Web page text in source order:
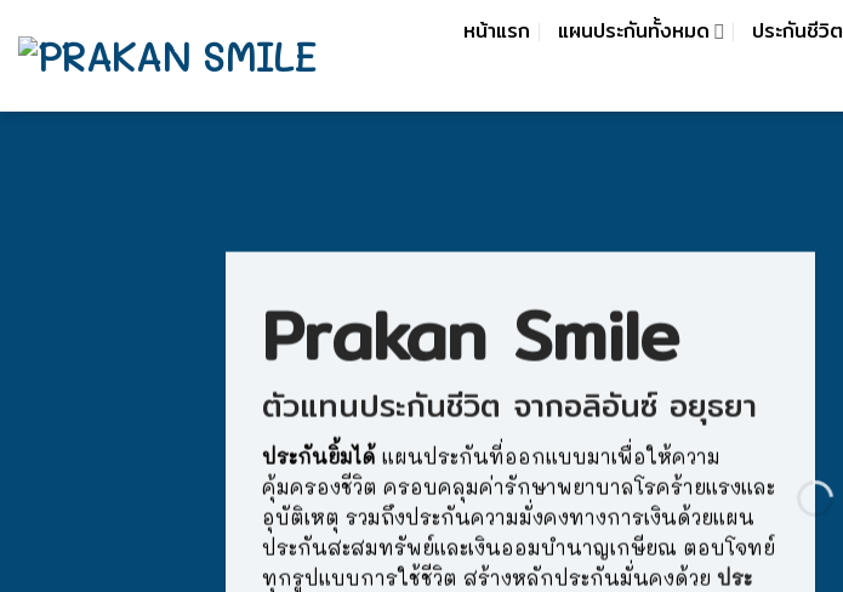
to
content
หน้าแรก แผนประกันทั้งหมด ประกันชีวิต
Prakan Smile
ตัวแทนประกันชีวิต จากอลิอันซ์ อยุธยา
ประกันยิ้มได้ แผนประกันที่ออกแบบมาเพื่อให้ความ
คุ้มครองชีวิต ครอบคลุมค่ารักษาพยาบาลโรคร้ายแรงและ
อุบัติเหตุ รวมถึงประกันความมั่งคงทางการเงินด้วยแผน
ประกันสะสมทรัพย์และเงินออมบำนาญเกษียณ ตอบโจทย์
ทุกรูปแบบการใช้ชีวิต สร้างหลักประกันมั่นคงด้วย ประ